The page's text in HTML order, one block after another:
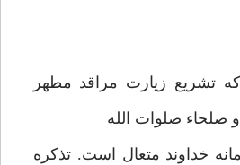
تشريع زيارت مراقد مطهر
و صلحاء صلوات الله
خداوند متعال است. تذکره